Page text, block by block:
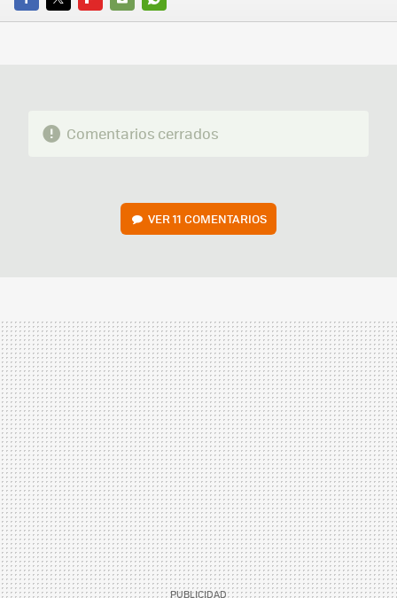
FACEBOOK
TWITTERFLIPBOARD
E-
WHATSAPP
Comentarios cerrados
VER11 COMENTARIOS